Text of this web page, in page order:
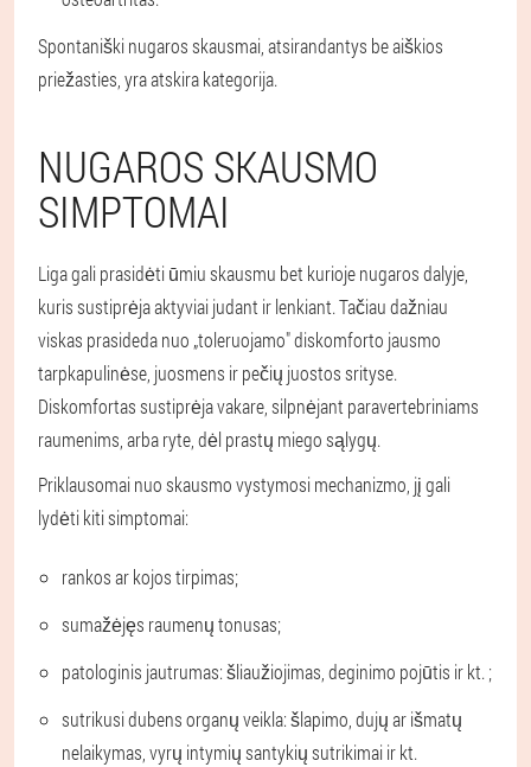
Spontaniški nugaros skausmai, atsirandantys be aiškios
priežasties, yra atskira kategorija.
NUGAROS SKAUSMO
SIMPTOMAI
Liga gali prasidėti ūmiu skausmu bet kurioje nugaros dalyje,
kuris sustiprėja aktyviai judant ir lenkiant. Tačiau dažniau
viskas prasideda nuo „toleruojamo" diskomforto jausmo
tarpkapulinėse, juosmens ir pečių juostos srityse.
Diskomfortas sustiprėja vakare, silpnėjant paravertebriniams
raumenims, arba ryte, dėl prastų miego sąlygų.
Priklausomai nuo skausmo vystymosi mechanizmo, jį gali
lydėti kiti simptomai:
rankos ar kojos tirpimas;
sumažėjęs raumenų tonusas;
patologinis jautrumas: šliaužiojimas, deginimo pojūtis ir kt. ;
sutrikusi dubens organų veikla: šlapimo, dujų ar išmatų
nelaikymas, vyrų intymių santykių sutrikimai ir kt.